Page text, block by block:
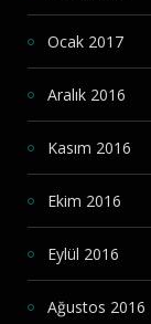
Ocak 2017
Aralık 2016
Kasım 2016
Ekim 2016
Eylül 2016
Ağustos 2016